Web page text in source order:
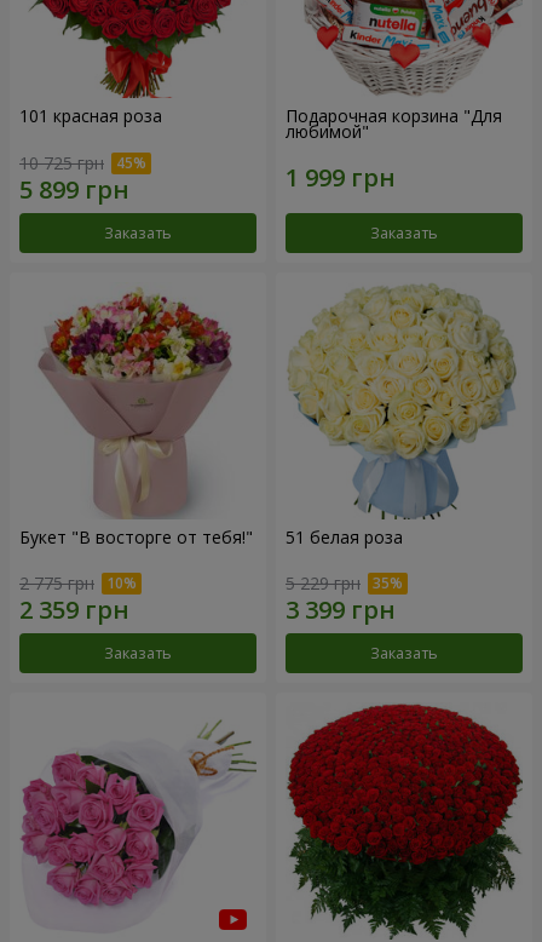
101 красная роза
10 725 грн
Заказать
Подарочная корзина "Для
любимой"
Заказать
Букет "В восторге от тебя!"
2 775 грн
Заказать
51 белая роза
5 229 грн
Заказать